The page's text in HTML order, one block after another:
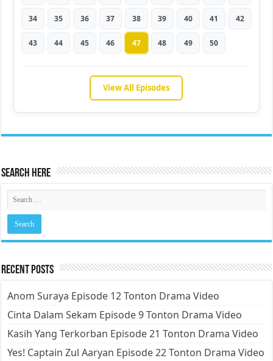
34 35 36 37 38 39 40 41 42
43 44 45 46 47 48 49 50
View All Episodes
Search Here
Recent Posts
Anom Suraya Episode 12 Tonton Drama Video
Cinta Dalam Sekam Episode 9 Tonton Drama Video
Kasih Yang Terkorban Episode 21 Tonton Drama Video
Yes! Captain Zul Aaryan Episode 22 Tonton Drama Video